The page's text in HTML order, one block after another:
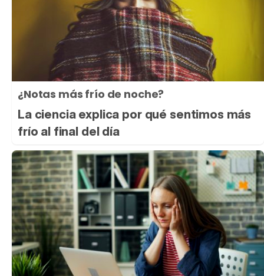
¿Notas más frío de noche?
La ciencia explica por qué sentimos más
frío al final del día